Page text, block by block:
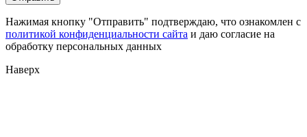
Нажимая кнопку "Отправить" подтверждаю, что ознакомлен с
политикой конфиденциальности сайта и даю согласие на
обработку персональных данных
Наверх